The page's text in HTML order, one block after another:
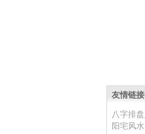
友情链接
八字排盘
阳宅风水